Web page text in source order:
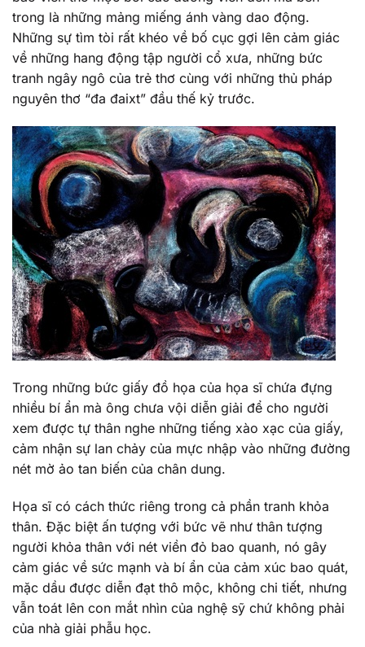
trong là những mảng miếng ánh vàng dao động.
Những sự tìm tòi rất khéo về bố cục gợi lên cảm giác
về những hang động tập người cổ xưa, những bức
tranh ngây ngô của trẻ thơ cùng với những thủ pháp
nguyên thơ “đa đaixt” đầu thế kỷ trước.
Trong những bức giấy đồ họa của họa sĩ chứa đựng
nhiều bí ẩn mà ông chưa vội diễn giải để cho người
xem được tự thân nghe những tiếng xào xạc của giấy,
cảm nhận sự lan chảy của mực nhập vào những đường
nét mờ ảo tan biến của chân dung.
Họa sĩ có cách thức riêng trong cả phần tranh khỏa
thân. Đặc biệt ấn tượng với bức vẽ như thân tượng
người khỏa thân với nét viền đỏ bao quanh, nó gây
cảm giác về sức mạnh và bí ẩn của cảm xúc bao quát,
mặc dầu được diễn đạt thô mộc, không chi tiết, nhưng
vẫn toát lên con mắt nhìn của nghệ sỹ chứ không phải
của nhà giải phẫu học.